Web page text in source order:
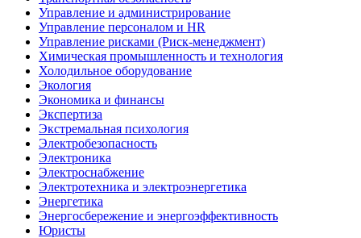
Управление и администрирование
Управление персоналом и HR
Управление рисками (Риск-менеджмент)
Химическая промышленность и технология
Холодильное оборудование
Экология
Экономика и финансы
Экспертиза
Экстремальная психология
Электробезопасность
Электроника
Электроснабжение
Электротехника и электроэнергетика
Энергетика
Энергосбережение и энергоэффективность
Юристы